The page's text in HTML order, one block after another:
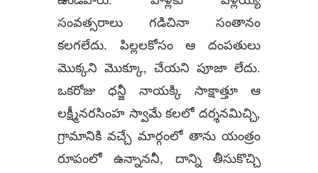
సంవత్సరాలు గడిచినా సంతానం
కలగలేదు. పిల్లలకోసం ఆ దంపతులు
మొక్కని మొక్కూ, చేయని పూజా లేదు.
ఒకరోజు ధన్జీ నాయక్కి సాక్షాత్తూ ఆ
లక్ష్మీనరసింహ స్వామే కలలో దర్శనమిచ్చి,
గ్రామానికి వచ్చే మార్గంలో తాను యంత్రం
రూపంలో ఉన్నాననీ, దాన్ని తీసుకొచ్చి